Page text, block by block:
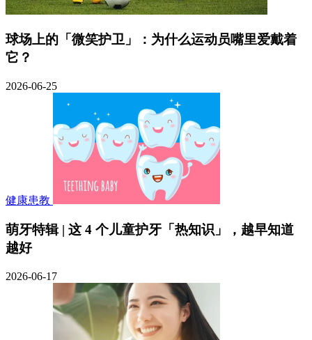
球场上的「微笑护卫」：为什么运动员嘴里爱戴着
它？
2026-06-25
健康患教
萌牙特辑 | 这 4 个儿童护牙「热知识」，越早知道
越好
2026-06-17